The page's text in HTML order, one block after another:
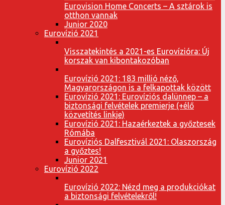
Eurovision Home Concerts – A sztárok is
otthon vannak
Junior 2020
Eurovízió 2021
Visszatekintés a 2021-es Eurovízióra: Új
korszak van kibontakozóban
Eurovízió 2021: 183 millió néző,
Magyarországon is a felkapottak között
Eurovízió 2021: Eurovíziós dalünnep – a
biztonsági felvételek premierje (+élő
közvetítés linkje)
Eurovízió 2021: Hazaérkeztek a győztesek
Rómába
Eurovíziós Dalfesztivál 2021: Olaszország
a győztes!
Junior 2021
Eurovízió 2022
Eurovízió 2022: Nézd meg a produkciókat
a biztonsági felvételekről!